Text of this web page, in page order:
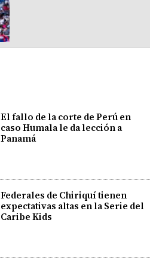
El fallo de la corte de Perú en
caso Humala le da lección a
Panamá
Federales de Chiriquí tienen
expectativas altas en la Serie del
Caribe Kids